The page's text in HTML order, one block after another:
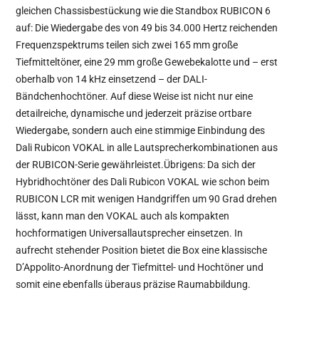
gleichen Chassisbestückung wie die Standbox RUBICON 6
auf: Die Wiedergabe des von 49 bis 34.000 Hertz reichenden
Frequenzspektrums teilen sich zwei 165 mm große
Tiefmitteltöner, eine 29 mm große Gewebekalotte und – erst
oberhalb von 14 kHz einsetzend – der DALI-
Bändchenhochtöner. Auf diese Weise ist nicht nur eine
detailreiche, dynamische und jederzeit präzise ortbare
Wiedergabe, sondern auch eine stimmige Einbindung des
Dali Rubicon VOKAL in alle Lautsprecherkombinationen aus
der RUBICON-Serie gewährleistet.Übrigens: Da sich der
Hybridhochtöner des Dali Rubicon VOKAL wie schon beim
RUBICON LCR mit wenigen Handgriffen um 90 Grad drehen
lässt, kann man den VOKAL auch als kompakten
hochformatigen Universallautsprecher einsetzen. In
aufrecht stehender Position bietet die Box eine klassische
D’Appolito-Anordnung der Tiefmittel- und Hochtöner und
somit eine ebenfalls überaus präzise Raumabbildung.